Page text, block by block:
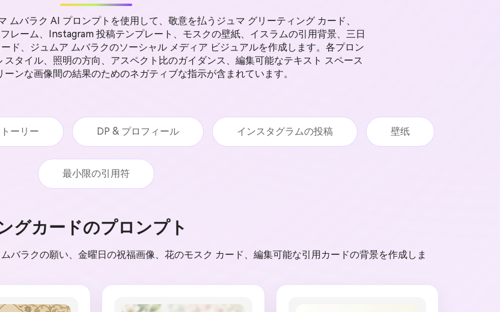
ムバラク AI プロンプトを使用して、敬意を払うジュマ グリーティング カード、
レーム、Instagram 投稿テンプレート、モスクの壁紙、イスラムの引用背景、三日
ド、ジュムア ムバラクのソーシャル メディア ビジュアルを作成します。各プロン
タイル、照明の方向、アスペクト比のガイダンス、編集可能なテキスト スペース
ンな画像間の結果のためのネガティブな指示が含まれています。
ーリー DP & プロフィール インスタグラムの投稿 壁纸
最小限の引用符
グカードのプロンプト
バラクの願い、金曜日の祝福画像、花のモスク カード、編集可能な引用カードの背景を作成しま